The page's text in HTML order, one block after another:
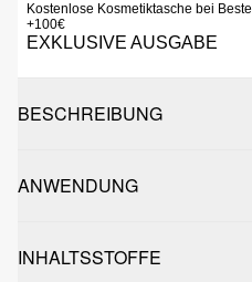
Kostenlose Kosmetiktasche bei
+100€
EXKLUSIVE AUSGABE
BESCHREIBUNG
ANWENDUNG
INHALTSSTOFFE